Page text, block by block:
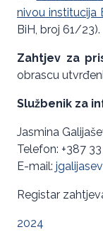
nivou institucija
BiH, broj 61/23).
Zahtjev za
obrascu
Službenik za
Jasmina
Telefon: +387
E-mail:
Registar
2024